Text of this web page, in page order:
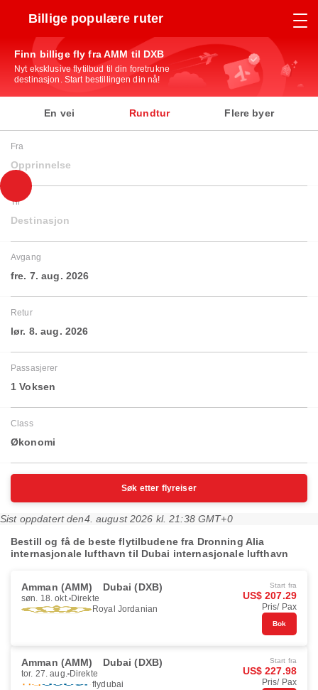
Billige populære ruter
Finn billige fly fra AMM til DXB
Nyt eksklusive flytilbud til din foretrukne
destinasjon. Start bestillingen din nå!
En vei Rundtur Flere byer
Fra
Opprinnelse
Til
Destinasjon
Avgang
fre. 7. aug. 2026
Retur
lør. 8. aug. 2026
Passasjerer
1 Voksen
Class
Økonomi
Søk etter flyreiser
Sist oppdatert den4. august 2026 kl. 21:38 GMT+0
Bestill og få de beste flytilbudene fra Dronning Alia
internasjonale lufthavn til Dubai internasjonale lufthavn
Amman (AMM) Dubai (DXB)
søn. 18. okt. Direkte
Royal Jordanian
Start fra
US$ 207.29
Pris/ Pax
Bok
Amman (AMM) Dubai (DXB)
tor. 27. aug. Direkte
flydubai
Start fra
US$ 227.98
Pris/ Pax